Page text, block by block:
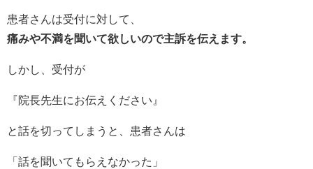
患者さんは受付に対して、
痛みや不満を聞いて欲しいので主訴を伝えます。
しかし、受付が
『院長先生にお伝えください』
と話を切ってしまうと、患者さんは
「話を聞いてもらえなかった」